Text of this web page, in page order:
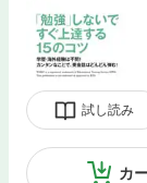
試し読み
カ